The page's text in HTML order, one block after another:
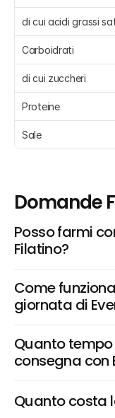
di cui acidi grassi
Carboidrati
di cui zuccheri
Proteine
Sale
Domande
Posso farmi
Filatino?
Come
giornata di
Quanto
consegna con
Quanto costa